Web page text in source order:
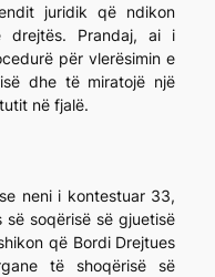
juridik që ndikon
drejtës. Prandaj, ai i
për vlerësimin e
dhe të miratojë një
në fjalë.
neni i kontestuar 33,
soqërisë së gjuetisë
që Bordi Drejtues
të shoqërisë së